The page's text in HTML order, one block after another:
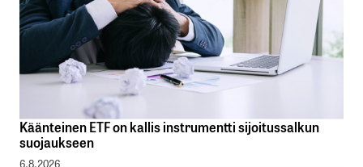
Käänteinen ETF on kallis instrumentti sijoitussalkun
suojaukseen
6.8.2026